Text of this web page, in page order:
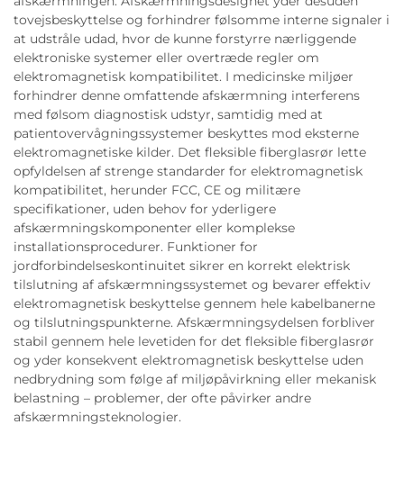
tovejsbeskyttelse og forhindrer følsomme interne signaler i
at udstråle udad, hvor de kunne forstyrre nærliggende
elektroniske systemer eller overtræde regler om
elektromagnetisk kompatibilitet. I medicinske miljøer
forhindrer denne omfattende afskærmning interferens
med følsom diagnostisk udstyr, samtidig med at
patientovervågningssystemer beskyttes mod eksterne
elektromagnetiske kilder. Det fleksible fiberglasrør lette
opfyldelsen af strenge standarder for elektromagnetisk
kompatibilitet, herunder FCC, CE og militære
specifikationer, uden behov for yderligere
afskærmningskomponenter eller komplekse
installationsprocedurer. Funktioner for
jordforbindelseskontinuitet sikrer en korrekt elektrisk
tilslutning af afskærmningssystemet og bevarer effektiv
elektromagnetisk beskyttelse gennem hele kabelbanerne
og tilslutningspunkterne. Afskærmningsydelsen forbliver
stabil gennem hele levetiden for det fleksible fiberglasrør
og yder konsekvent elektromagnetisk beskyttelse uden
nedbrydning som følge af miljøpåvirkning eller mekanisk
belastning – problemer, der ofte påvirker andre
afskærmningsteknologier.